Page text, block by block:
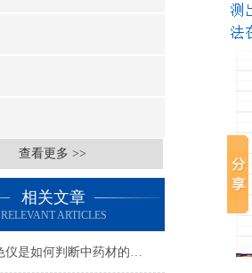
查看更多 >>
相关文章
RELEVANT ARTICLES
分光测色仪是如何判断中药材的真假